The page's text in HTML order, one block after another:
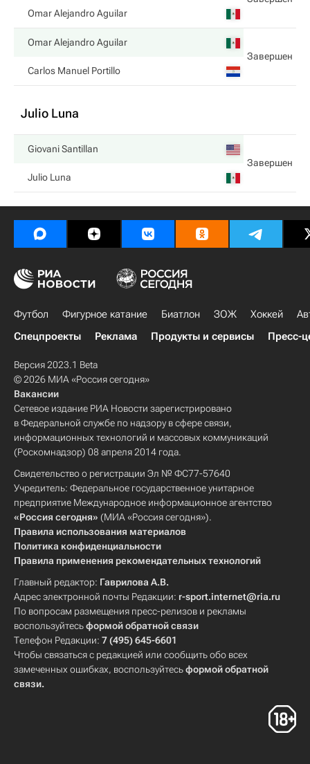
Omar Alejandro Aguilar
Omar Alejandro Aguilar
Завершен
Carlos Manuel Portillo
Julio Luna
Giovani Santillan
Завершен
Julio Luna
Футбол Фигурное катание Биатлон ЗОЖ Хоккей
Спецпроекты
Реклама Продукты и сервисы Пресс-
Версия 2023.1 Beta
© 2026 МИА «Россия сегодня»
Вакансии
Сетевое издание РИА Новости зарегистрировано
в Федеральной службе по надзору в сфере связи,
информационных технологий и массовых коммуникаций
(Роскомнадзор) 08 апреля 2014 года.
Свидетельство о регистрации Эл № ФС77-57640
Учредитель: Федеральное государственное унитарное
предприятие Международное информационное агентство
«Россия сегодня» (МИА «Россия сегодня»).
Правила использования материалов
Политика конфиденциальности
Правила применения рекомендательных технологий
Главный редактор: Гаврилова А.В.
Адрес электронной почты Редакции: r-sport.internet@ria.ru
По вопросам размещения пресс-релизов и рекламы
воспользуйтесьформой обратной связи
Телефон Редакции: 7 (495) 645-6601
Чтобы связаться с редакцией или сообщить обо всех
замеченных ошибках, воспользуйтесьформой обратной
связи.